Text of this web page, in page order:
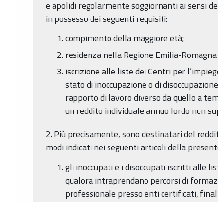
e apolidi regolarmente soggiornanti ai sensi
in possesso dei seguenti requisiti:
compimento della maggiore età;
residenza nella Regione Emilia-
iscrizione alle liste dei Centri per
stato di inoccupazione o di
rapporto di lavoro diverso da quello a
un reddito individuale annuo lordo non
2. Più precisamente, sono destinatari del
modi indicati nei seguenti articoli della
gli inoccupati e i disoccupati iscritti alle
qualora intraprendano percorsi di
professionale presso enti certificati,